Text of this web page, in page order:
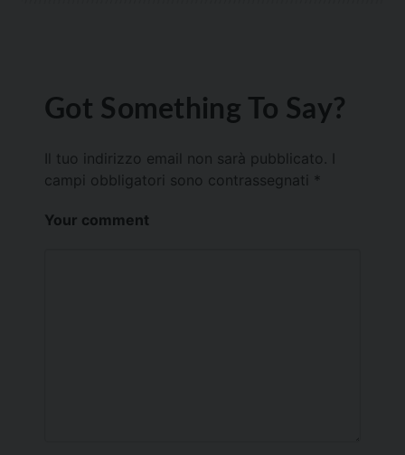
Got Something To Say?
Il tuo indirizzo email non sarà pubblicato.
campi obbligatori sono contrassegnati *
Your comment